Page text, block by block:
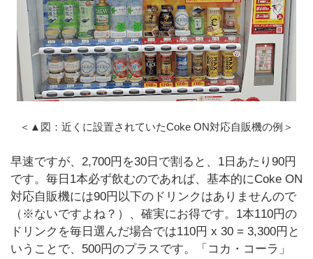
＜▲図：近くに設置されていたCoke ON対応自販機の例＞
早速ですが、2,700円を30日で割ると、1日あたり90円
です。毎日1本必ず飲むのであれば、基本的にCoke ON
対応自販機には90円以下のドリンクはありませんので
（※ないですよね？）、確実にお得です。1本110円の
ドリンクを毎日選んだ場合では110円 x 30 = 3,300円と
いうことで、500円のプラスです。「コカ・コーラ」